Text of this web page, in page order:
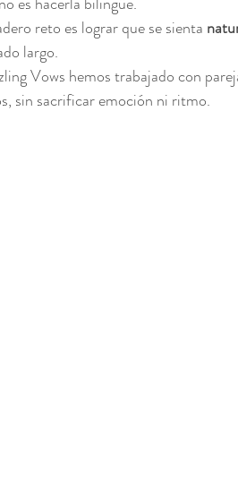
reto es lograr que se sienta
largo.
Vows hemos trabajado con
sin sacrificar emoción ni ritmo.